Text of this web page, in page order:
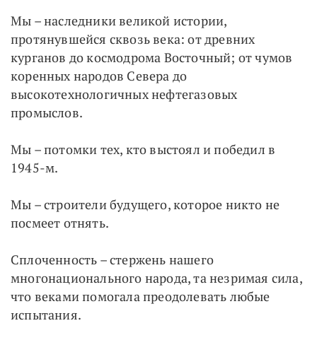
Мы – наследники великой истории,
протянувшейся сквозь века: от древних
курганов до космодрома Восточный; от чумов
коренных народов Севера до
высокотехнологичных нефтегазовых
промыслов.
Мы – потомки тех, кто выстоял и победил в
1945-м.
Мы – строители будущего, которое никто не
посмеет отнять.
Сплоченность – стержень нашего
многонационального народа, та незримая сила,
что веками помогала преодолевать любые
испытания.